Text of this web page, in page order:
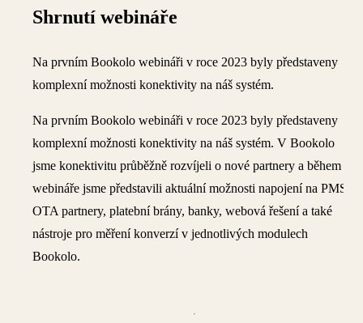
Shrnutí webináře
Na prvním Bookolo webináři v roce 2023 byly představeny
komplexní možnosti konektivity na náš systém.
Na prvním Bookolo webináři v roce 2023 byly představeny
komplexní možnosti konektivity na náš systém. V Bookolo
jsme konektivitu průběžně rozvíjeli o nové partnery a během
webináře jsme představili aktuální možnosti napojení na PMS a
OTA partnery, platební brány, banky, webová řešení a také
nástroje pro měření konverzí v jednotlivých modulech
Bookolo.